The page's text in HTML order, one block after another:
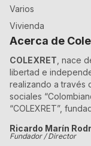
Varios
Vivienda
Acerca de
COLEXRET , nace
libertad e
realizando a través
sociales
“COLEXRET”,
Ricardo Marín
Fundador / Director